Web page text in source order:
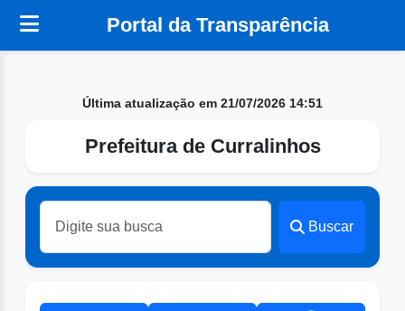
Portal da Transparência
Última atualização em 21/07/2026 14:51
Prefeitura de Curralinhos
Buscar